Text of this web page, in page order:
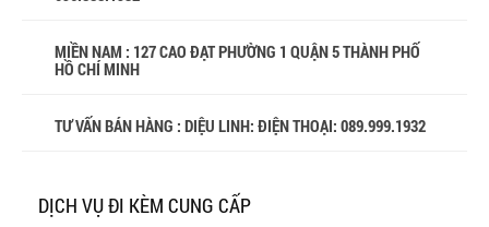
MIỀN NAM : 127 CAO ĐẠT PHƯỜNG 1 QUẬN 5 THÀNH PHỐ
HỒ CHÍ MINH
TƯ VẤN BÁN HÀNG : DIỆU LINH: ĐIỆN THOẠI: 089.999.1932
DỊCH VỤ ĐI KÈM CUNG CẤP